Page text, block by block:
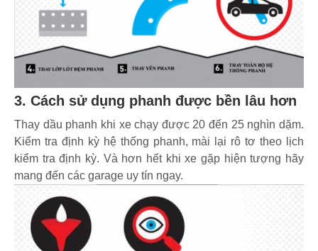
3. Cách sử dụng phanh được bền lâu hơn
Thay dầu phanh khi xe chạy được 20 đến 25 nghìn dặm.
Kiểm tra định kỳ hệ thống phanh, mài lại rô tơ theo lịch
kiểm tra định kỳ. Và hơn hết khi xe gặp hiện tượng hãy
mang đến các garage uy tín ngay.